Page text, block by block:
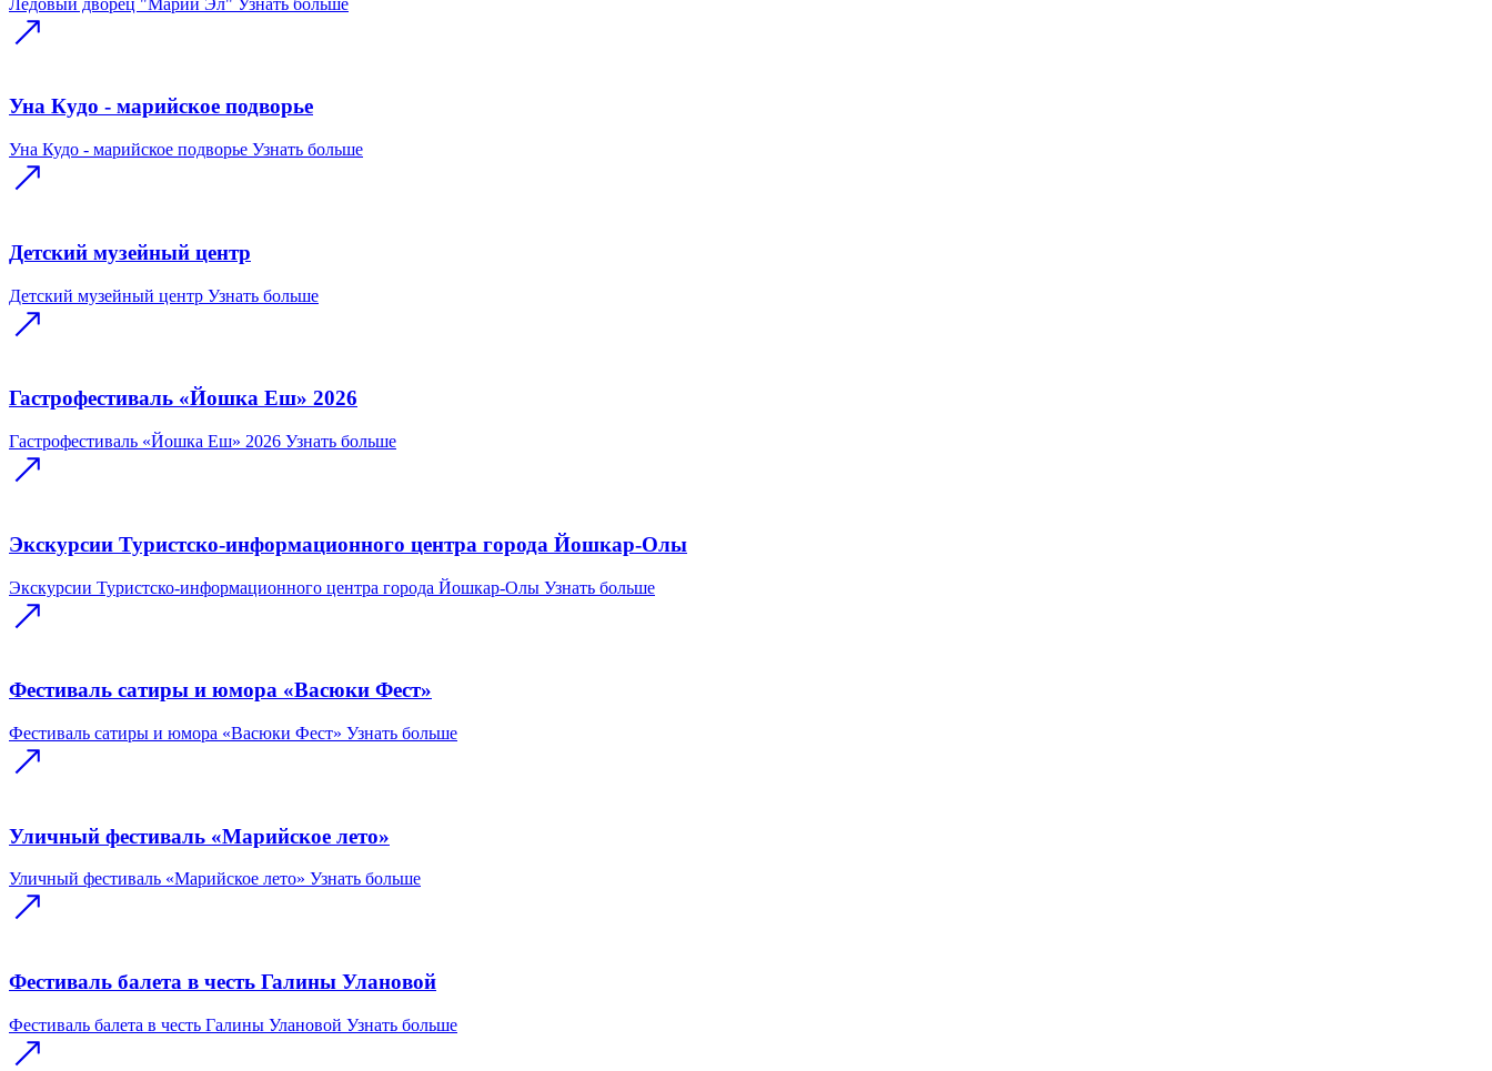
Уна Кудо - марийское подворье
Уна Кудо - марийское подворье Узнать больше
Детский музейный центр
Детский музейный центр Узнать больше
Гастрофестиваль «Йошка Еш» 2026
Гастрофестиваль «Йошка Еш» 2026 Узнать больше
Экскурсии Туристско-информационного центра города Йошкар-Олы
Экскурсии Туристско-информационного центра города Йошкар-Олы Узнать больше
Фестиваль сатиры и юмора «Васюки Фест»
Фестиваль сатиры и юмора «Васюки Фест» Узнать больше
Уличный фестиваль «Марийское лето»
Уличный фестиваль «Марийское лето» Узнать больше
Фестиваль балета в честь Галины Улановой
Фестиваль балета в честь Галины Улановой Узнать больше